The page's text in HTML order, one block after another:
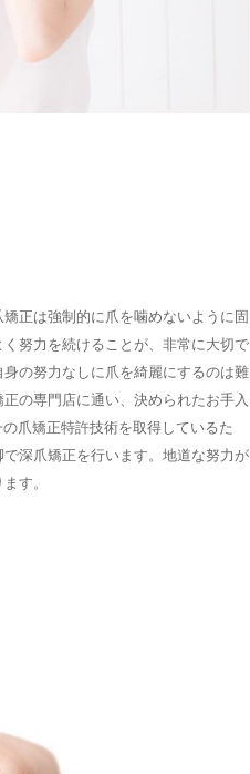
正は強制的に爪を噛めないように固
努力を続けることが、非常に大切で
の努力なしに爪を綺麗にするのは難
の専門店に通い、決められたお手入
爪矯正特許技術を取得しているた
深爪矯正を行います。地道な努力が
ます。